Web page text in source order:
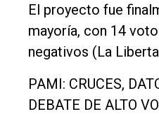
El proyecto fue
mayoría, con 14
negativos (La
PAMI: CRUCES,
DEBATE DE ALTO